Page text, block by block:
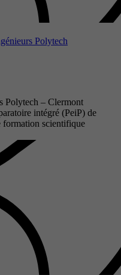
Polytech
Polytech – Clermont
intégré (PeiP) de
formation scientifique